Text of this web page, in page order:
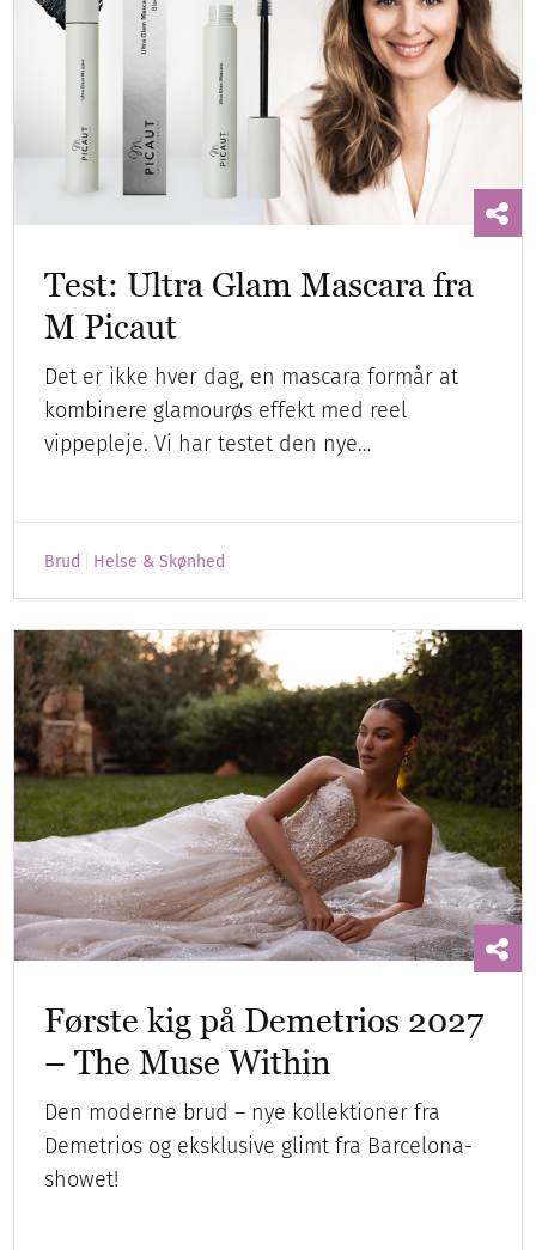
Test: Ultra Glam Mascara fra
M Picaut
Det er ikke hver dag, en mascara formår at
kombinere glamourøs effekt med reel
vippepleje. Vi har testet den nye…
Brud Helse & Skønhed
Første kig på Demetrios 2027
– The Muse Within
Den moderne brud – nye kollektioner fra
Demetrios og eksklusive glimt fra Barcelona-
showet!